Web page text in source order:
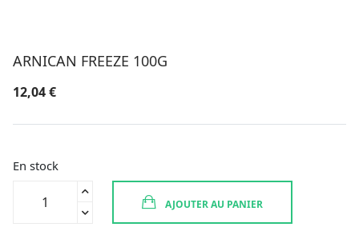
ARNICAN FREEZE 100G
12,04€
En stock
AJOUTER AU PANIER